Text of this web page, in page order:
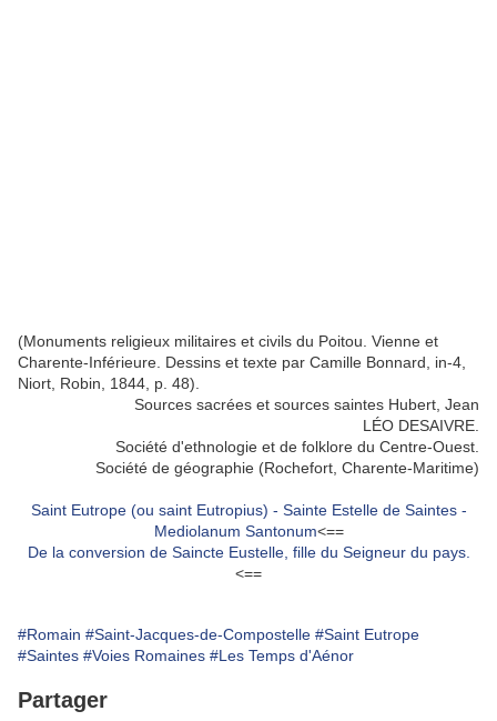
(Monuments religieux militaires et civils du Poitou. Vienne et
Charente-Inférieure. Dessins et texte par Camille Bonnard, in-4,
Niort, Robin, 1844, p. 48).
Sources sacrées et sources saintes Hubert, Jean
LÉO DESAIVRE.
Société d'ethnologie et de folklore du Centre-Ouest.
Société de géographie (Rochefort, Charente-Maritime)
Saint Eutrope (ou saint Eutropius) - Sainte Estelle de Saintes -
Mediolanum Santonum<==
De la conversion de Saincte Eustelle, fille du Seigneur du pays.
<==
#Romain #Saint-Jacques-de-Compostelle #Saint Eutrope
#Saintes #Voies Romaines #Les Temps d'Aénor
Partager